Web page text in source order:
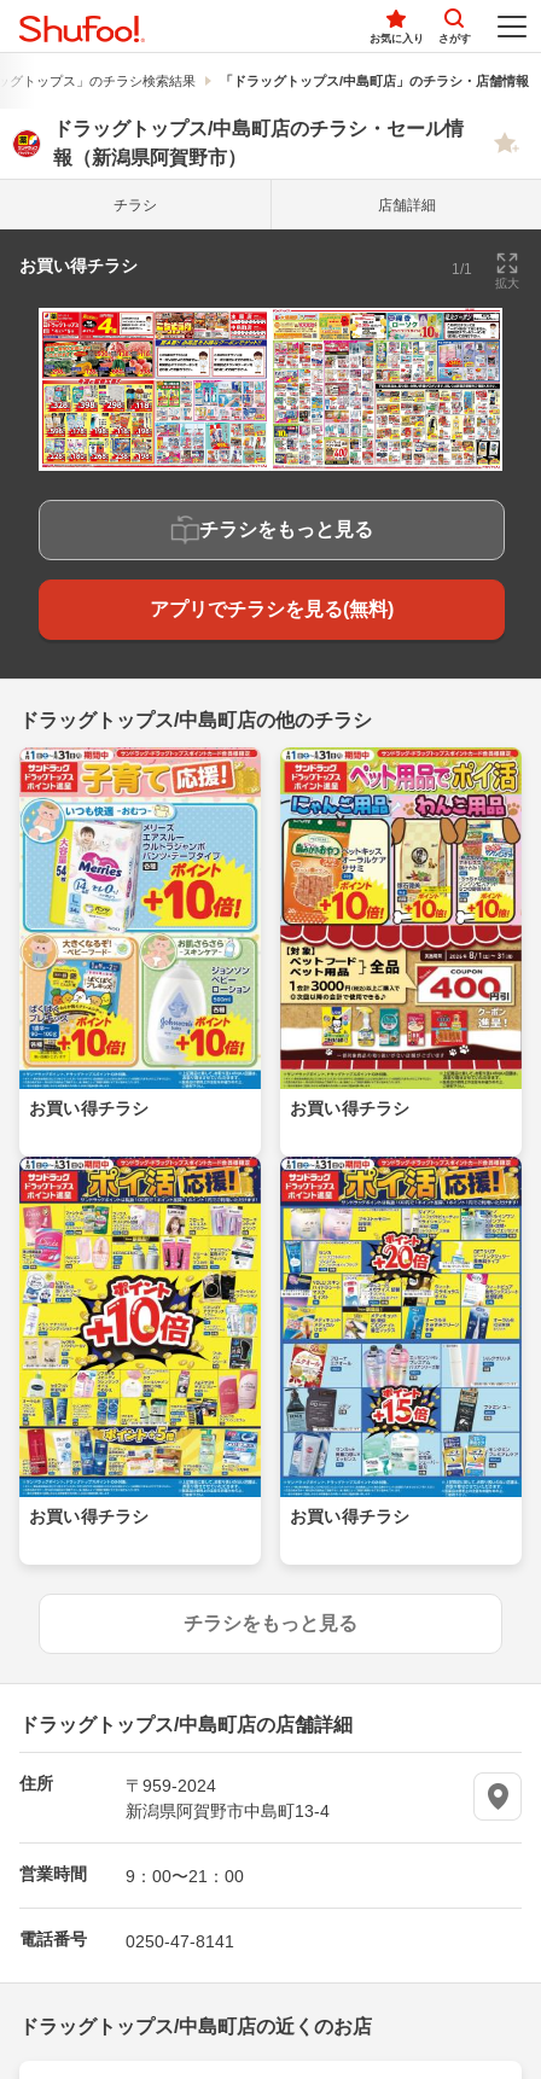
お気に入り さがす
グトップス」のチラシ検索結果 「ドラッグトップス/中島町店」のチラシ・店舗情報
ドラッグトップス/中島町店のチラシ・セール情
報（新潟県阿賀野市）
チラシ 店舗詳細
お買い得チラシ 1/1
拡大
チラシをもっと見る
アプリでチラシを見る(無料)
ドラッグトップス/中島町店の他のチラシ
お買い得チラシ お買い得チラシ
お買い得チラシ お買い得チラシ
チラシをもっと見る
ドラッグトップス/中島町店の店舗詳細
住所
〒959-2024
新潟県阿賀野市中島町13-4
営業時間 9：00〜21：00
電話番号 0250-47-8141
ドラッグトップス/中島町店の近くのお店